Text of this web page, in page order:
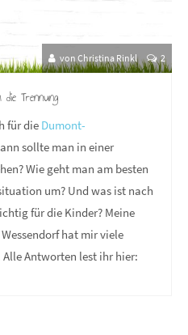
von Christina Rinkl 2
Trennung
für die Dumont-
sollte man in einer
Wie geht man am besten
um? Und was ist nach
für die Kinder? Meine
hat mir viele
Antworten lest ihr hier: